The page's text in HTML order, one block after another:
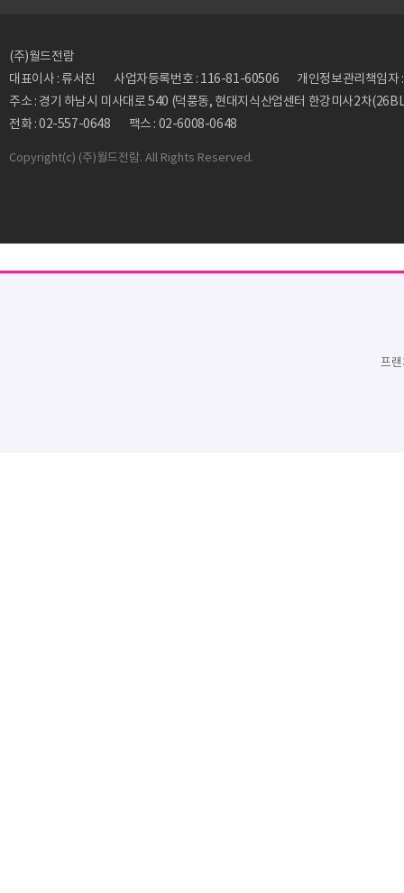
(주)월드전람
대표이사 : 류서진
사업자등록번호 : 116-81-60506
개인정보관리책임
주소 : 경기 하남시 미사대로 540 (덕풍동, 현대지식산업센터 한강미사2차
전화 : 02-557-0648
팩스 : 02-6008-0648
Copyright(c) (주)월드전람. All Rights Reserved.
프